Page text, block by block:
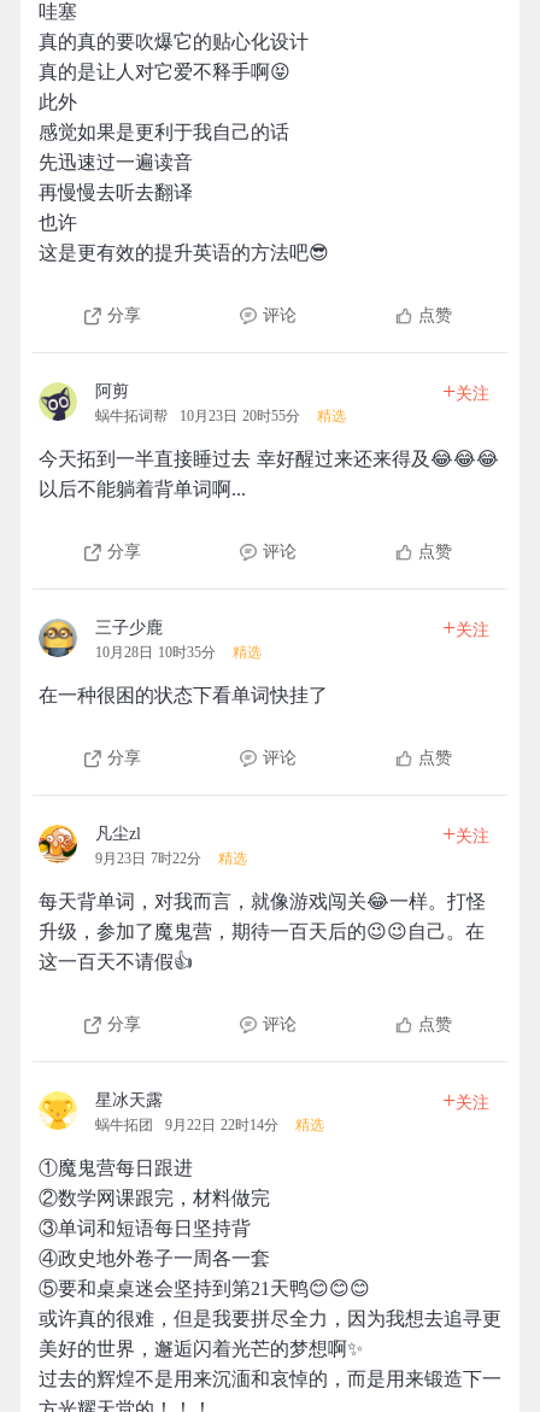
哇塞
真的真的要吹爆它的贴心化设计
真的是让人对它爱不释手啊😝
此外
感觉如果是更利于我自己的话
先迅速过一遍读音
再慢慢去听去翻译
也许
这是更有效的提升英语的方法吧😎
分享 评论 点赞
阿剪
蜗牛拓词帮 10月23日 20时55分 精选
+关注
今天拓到一半直接睡过去 幸好醒过来还来得及😂😂😂
以后不能躺着背单词啊...
分享 评论 点赞
三子少鹿
10月28日 10时35分 精选
+关注
在一种很困的状态下看单词快挂了
分享 评论 点赞
凡尘zl
9月23日 7时22分 精选
+关注
每天背单词，对我而言，就像游戏闯关😂一样。打怪
升级，参加了魔鬼营，期待一百天后的😉😉自己。在
这一百天不请假👍
分享 评论 点赞
星冰天露
蜗牛拓团 9月22日 22时14分 精选
+关注
①魔鬼营每日跟进
②数学网课跟完，材料做完
③单词和短语每日坚持背
④政史地外卷子一周各一套
⑤要和桌桌迷会坚持到第21天鸭😊😊😊
或许真的很难，但是我要拼尽全力，因为我想去追寻更
美好的世界，邂逅闪着光芒的梦想啊✨
过去的辉煌不是用来沉湎和哀悼的，而是用来锻造下一